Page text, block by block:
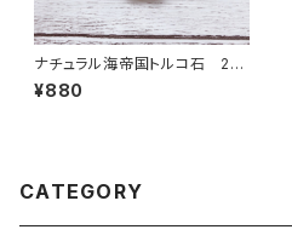
ナチュラル海帝国トルコ石 2カ
ン ブルー（ハート型）
¥880
CATEGORY